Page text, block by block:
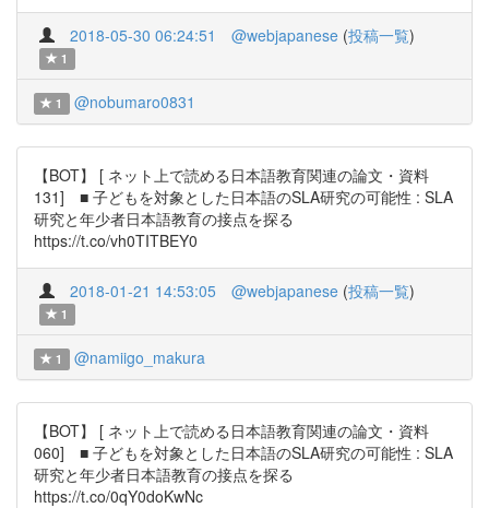
2018-05-30 06:24:51 @webjapanese (投稿一覧)
1
1 @nobumaro0831
【BOT】 [ ネット上で読める日本語教育関連の論文・資料
131] ■ 子どもを対象とした日本語のSLA研究の可能性 : SLA
研究と年少者日本語教育の接点を探る
https://t.co/vh0TITBEY0
2018-01-21 14:53:05 @webjapanese (投稿一覧)
1
1 @namiigo_makura
【BOT】 [ ネット上で読める日本語教育関連の論文・資料
060] ■ 子どもを対象とした日本語のSLA研究の可能性 : SLA
研究と年少者日本語教育の接点を探る
https://t.co/0qY0doKwNc